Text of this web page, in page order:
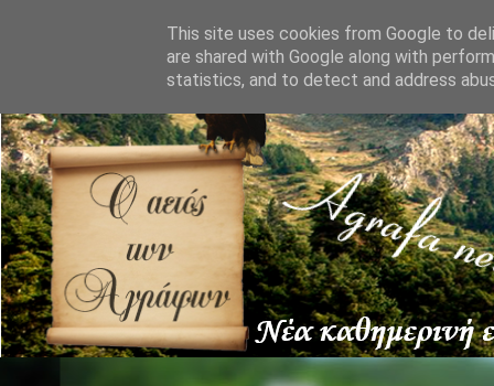
This site uses cookies from Google to
are shared with Google along with
statistics, and to detect and address